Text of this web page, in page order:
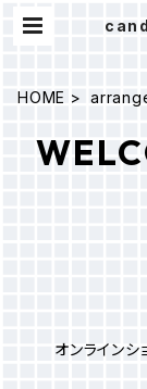
HOME
オンライン